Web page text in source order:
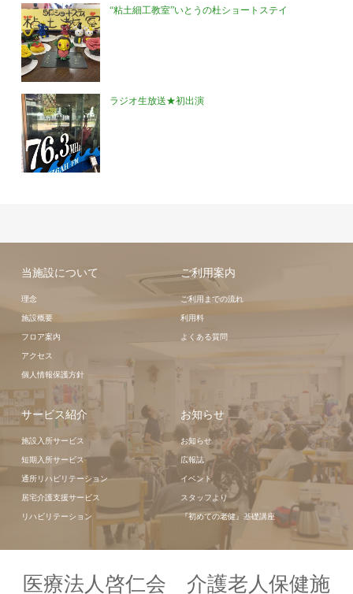
“粘土細工教室”いとうの杜ショートステイ
ラジオ生放送★初出演
当施設について
理念
施設概要
フロア案内
アクセス
個人情報保護方針
ご利用案内
ご利用までの流れ
利用料
よくある質問
サービス紹介
施設入所サービス
短期入所サービス
通所リハビリテーション
居宅介護支援サービス
リハビリテーション
お知らせ
お知らせ
広報誌
イベント
スタッフより
『初めての老健』基礎講座
医療法人啓仁会 介護老人保健施